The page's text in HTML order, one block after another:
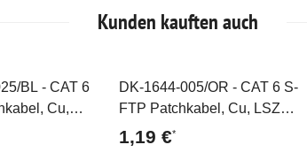
Kunden kauften auch
BL - CAT 6
Cu,
7, 0,25 m,
Top
DK-1644-005/OR - CAT 6 S-
FTP Patchkabel, Cu, LSZH
AWG 27/7, 0,5 m, Orange
1,19 €*